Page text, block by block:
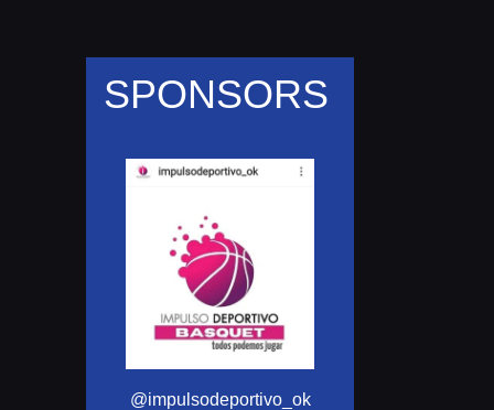
SPONSORS
@impulsodeportivo_ok